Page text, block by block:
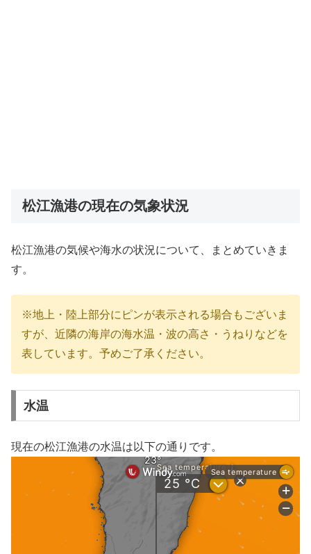
松江漁港の現在の気象状況
松江漁港の気候や海水の状況について、まとめていきま
す。
※地上・陸上部分にピンが表示される場合もございま
すが、近隣の海岸の海水温・波の高さ・うねりなどを
表しています。予めご了承ください。
水温
現在の松江漁港の水温は以下の通りです。